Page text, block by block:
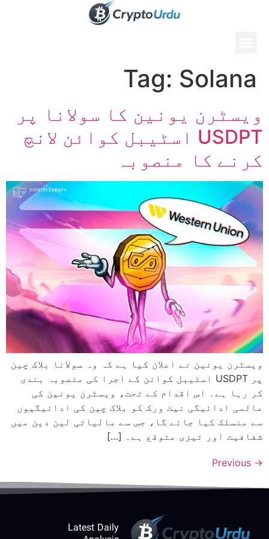
Tag: Solana
ویسٹرن یونین کا سولانا پر
USDPT اسٹیبل کوائن لانچ
کرنے کا منصوبہ
ویسٹرن یونین نے اعلان کیا ہے کہ وہ سولانا بلاک چین
پر USDPT اسٹیبل کوائن کے اجرا کی منصوبہ بندی
کر رہا ہے۔ اس اقدام کے تحت، ویسٹرن یونین کی
عالمی ادائیگی نیٹ ورک کو بلاک چین کی ادائیگیوں
سے منسلک کیا جائے گا، جس سے مالیاتی لین دین میں
شفافیت اور تیزی متوقع ہے۔ […]
→
Latest Daily